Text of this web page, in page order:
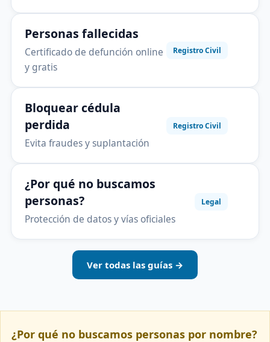
Personas fallecidas
Certificado de defunción online
y gratis
Registro Civil
Bloquear cédula
perdida
Evita fraudes y suplantación
Registro Civil
¿Por qué no buscamos
personas?
Protección de datos y vías oficiales
Legal
Ver todas las guías →
¿Por qué no buscamos personas por nombre?